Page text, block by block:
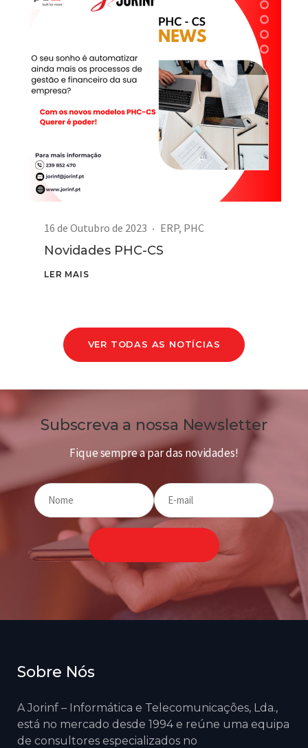
16 de Outubro de 2023 ERP, PHC
Novidades PHC-CS
LER MAIS
VER TODAS AS NOTÍCIAS
Subscreva a nossa Newsletter
Fique sempre a par das novidades!
Sobre Nós
A Jorinf – Informática e Telecomunicações, Lda.,
está no mercado desde 1994 e reúne uma equipa
de consultores especializados no